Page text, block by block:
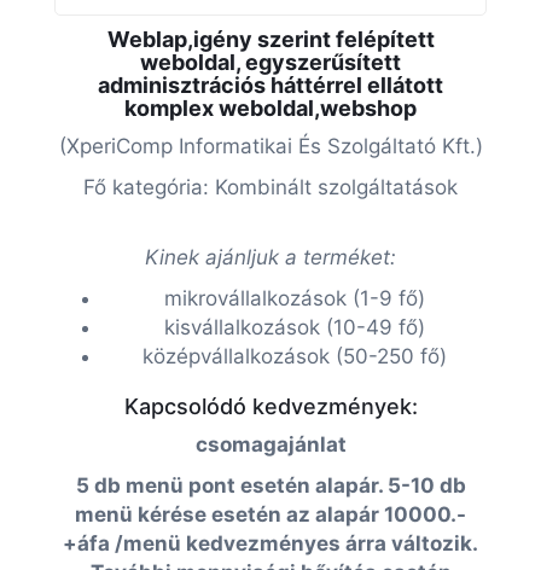
Weblap,igény szerint felépített
weboldal, egyszerűsített
adminisztrációs háttérrel ellátott
komplex weboldal,webshop
(XperiComp Informatikai És Szolgáltató Kft.)
Fő kategória: Kombinált szolgáltatások
Kinek ajánljuk a terméket:
mikrovállalkozások (1-9 fő)
kisvállalkozások (10-49 fő)
középvállalkozások (50-250 fő)
Kapcsolódó kedvezmények:
csomagajánlat
5 db menü pont esetén alapár. 5-10 db
menü kérése esetén az alapár 10000.-
+áfa /menü kedvezményes árra változik.